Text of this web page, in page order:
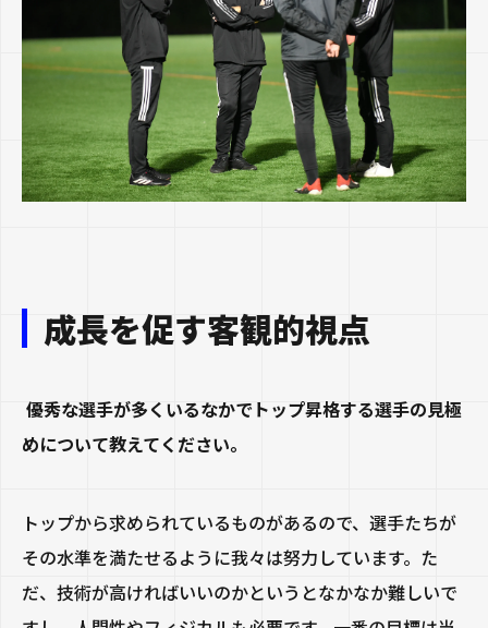
成長を促す客観的視点
優秀な選手が多くいるなかでトップ昇格する選手の見極
めについて教えてください。
トップから求められているものがあるので、選手たちが
その水準を満たせるように我々は努力しています。た
だ、技術が高ければいいのかというとなかなか難しいで